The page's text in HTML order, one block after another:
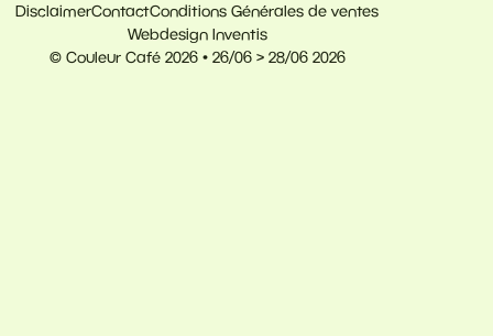
© Couleur Café 2026 • 26/06 > 28/06 2026
DisclaimerContactConditions Générales de ventes
Webdesign Inventis